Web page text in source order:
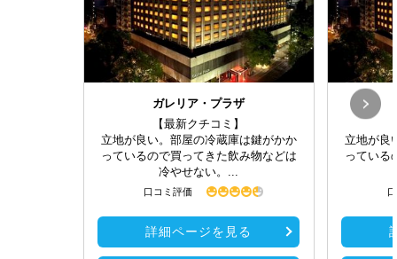
ガレリア・プラザ
【最新クチコミ】
立地が良い。部屋の冷蔵庫は鍵がかか
っているので買ってきた飲み物などは
冷やせない。...
口コミ評価
詳細ページを見る
立地が良
っている